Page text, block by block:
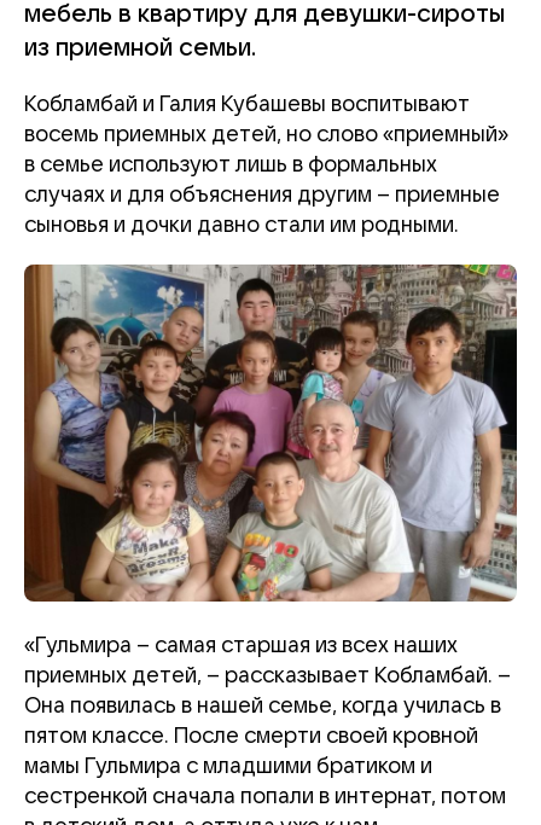
мебель в квартиру для девушки-сироты
из приемной семьи.
Кобламбай и Галия Кубашевы воспитывают
восемь приемных детей, но слово «приемный»
в семье используют лишь в формальных
случаях и для объяснения другим – приемные
сыновья и дочки давно стали им родными.
«Гульмира – самая старшая из всех наших
приемных детей, – рассказывает Кобламбай. –
Она появилась в нашей семье, когда училась в
пятом классе. После смерти своей кровной
мамы Гульмира с младшими братиком и
сестренкой сначала попали в интернат, потом